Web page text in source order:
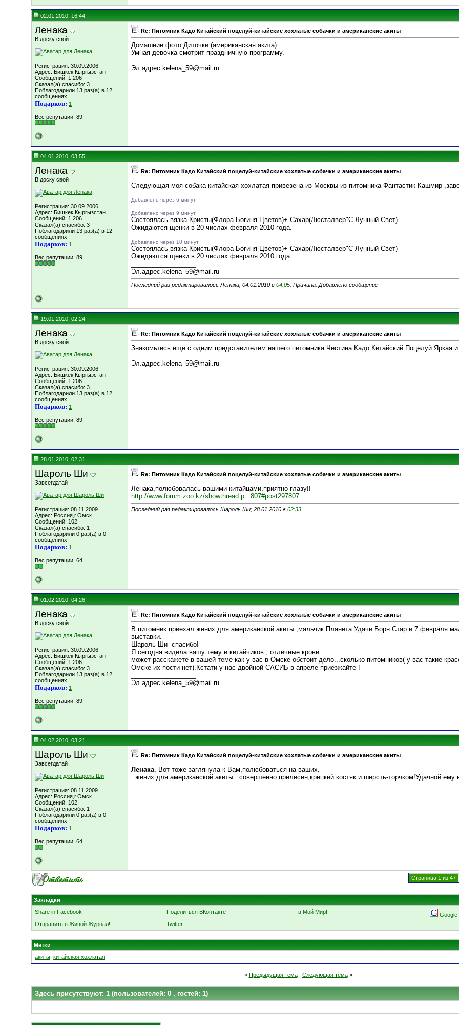
02.01.2010, 16:44
Ленака
В доску свой
Регистрация: 30.09.2006
Адрес: Бишкек Кыргызстан
Сообщений: 1,206
Сказал(а) спасибо: 3
Поблагодарили 13 раз(а) в 12
сообщениях
Подарков: 1
Вес репутации: 89
Re: Питомник Кадо Китайский поцелуй-китайские хохлатые собачки и американские акиты
Домашние фото Диточки (американская акита).
Умная девочка смотрит праздничную программу.
Эл.адрес.kelena_59@mail.ru
04.01.2010, 03:55
Ленака
В доску свой
Регистрация: 30.09.2006
Адрес: Бишкек Кыргызстан
Сообщений: 1,206
Сказал(а) спасибо: 3
Поблагодарили 13 раз(а) в 12
сообщениях
Подарков: 1
Вес репутации: 89
Re: Питомник Кадо Китайский поцелуй-китайские хохлатые собачки и американские акиты
Следующая моя собака китайская хохлатая привезена из Москвы из питомника Фантастик Кашмир
Добавлено через 6 минут
Добавлено через 9 минут
Состоялась вязка Кристы(Флора Богиня Цветов)+ Сахар(Люсталвер"С Лунный Свет)
Ожидаются щенки в 20 числах февраля 2010 года.
Добавлено через 10 минут
Состоялась вязка Кристы(Флора Богиня Цветов)+ Сахар(Люсталвер"С Лунный Свет)
Ожидаются щенки в 20 числах февраля 2010 года.
Эл.адрес.kelena_59@mail.ru
Последний раз редактировалось Ленака; 04.01.2010 в 04:05 . Причина: Добавлено сообщение
19.01.2010, 02:24
Ленака
В доску свой
Регистрация: 30.09.2006
Адрес: Бишкек Кыргызстан
Сообщений: 1,206
Сказал(а) спасибо: 3
Поблагодарили 13 раз(а) в 12
сообщениях
Подарков: 1
Вес репутации: 89
Re: Питомник Кадо Китайский поцелуй-китайские хохлатые собачки и американские акиты
Знакомьтесь ещё с одним представителем нашего питомника Честина Кадо Китайский Поцелуй.Яркая
Эл.адрес.kelena_59@mail.ru
28.01.2010, 02:31
Шароль Ши
Завсегдатай
Регистрация: 08.11.2009
Адрес: Россия,г.Омск
Сообщений: 102
Сказал(а) спасибо: 1
Поблагодарили 0 раз(а) в 0
сообщениях
Подарков: 1
Вес репутации: 64
Re: Питомник Кадо Китайский поцелуй-китайские хохлатые собачки и американские акиты
Ленака,полюбовалась вашими китайцами,приятно глазу!!
http://www.forum.zoo.kz/showthread.p...807#post297807
Последний раз редактировалось Шароль Ши; 28.01.2010 в 02:33
01.02.2010, 04:26
Ленака
В доску свой
Регистрация: 30.09.2006
Адрес: Бишкек Кыргызстан
Сообщений: 1,206
Сказал(а) спасибо: 3
Поблагодарили 13 раз(а) в 12
сообщениях
Подарков: 1
Вес репутации: 89
Re: Питомник Кадо Китайский поцелуй-китайские хохлатые собачки и американские акиты
В питомник приехал жених для американской акиты ,мальчик Планета Удачи Борн Стар и 7 февраля
выставки.
Шароль Ши -спасибо!
Я сегодня видела вашу тему и китайчиков , отличные крови...
может расскажете в вашей теме как у вас в Омске обстоит дело...сколько питомников( у вас такие
Омске их пости нет).Кстати у нас двойной САСИБ в апреле-приезжайте !
Эл.адрес.kelena_59@mail.ru
04.02.2010, 03:21
Шароль Ши
Завсегдатай
Регистрация: 08.11.2009
Адрес: Россия,г.Омск
Сообщений: 102
Сказал(а) спасибо: 1
Поблагодарили 0 раз(а) в 0
сообщениях
Подарков: 1
Вес репутации: 64
Re: Питомник Кадо Китайский поцелуй-китайские хохлатые собачки и американские акиты
Ленака, Вот тоже заглянула к Вам,полюбоваться на ваших.
..жених для американской акиты...совершенно прелесен,крепкий костяк и шерсть-торчком!Удачной ему
Страница 1 из 47
Закладки
Share in Facebook
Поделиться ВКонтакте в Мой Мир!
Google
Отправить в Живой Журнал!
Twitter
Метки
акиты китайская хохлатая
« Предыдущая тема| Следующая тема »
Здесь присутствуют: 1 (пользователей: 0 , гостей: 1)